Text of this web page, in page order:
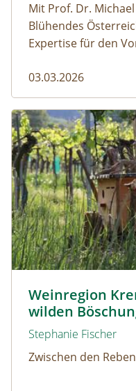
Mit Prof. Dr.
Blühendes
Expertise für den
03.03.2026
Weinregion
wilden
Stephanie Fischer
Zwischen den
Weinregion Kremstal: